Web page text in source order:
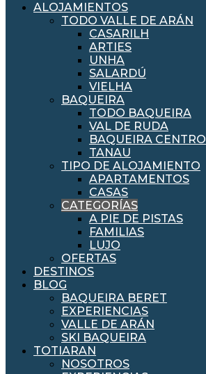
ALOJAMIENTOS
TODO VALLE DE ARÁN
CASARILH
ARTIES
UNHA
SALARDÚ
VIELHA
BAQUEIRA
TODO BAQUEIRA
VAL DE RUDA
BAQUEIRA CENTRO
TANAU
TIPO DE ALOJAMIENTO
APARTAMENTOS
CASAS
CATEGORÍAS
A PIE DE PISTAS
FAMILIAS
LUJO
OFERTAS
DESTINOS
BLOG
BAQUEIRA BERET
EXPERIENCIAS
VALLE DE ARÁN
SKI BAQUEIRA
TOTIARAN
NOSOTROS